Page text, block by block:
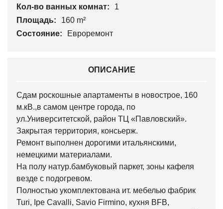
Кол-во ванных комнат:
1
Площадь:
160 m²
Состояние:
Евроремонт
ОПИСАНИЕ
Сдам роскошные апартаменты в новострое, 160
м.кВ.,в самом центре города, по
ул.Университетской, район ТЦ «Павловский».
Закрытая территория, консьерж.
Ремонт выполнен дорогими итальянскими,
немецкими материалами.
На полу натур.бамбуковый паркет, зоны кафеля
везде с подогревом.
Полностью укомплектована ит. мебелью фабрик
Turi, Ipe Cavalli, Savio Firmino, кухня BFB,